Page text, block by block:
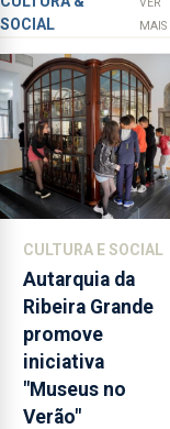
os
65
milhões
de
euros
e
abrange
767
anunciou
o
Governo
Regional.
SOCIAL
MAIS
CULTURA E SOCIAL
Autarquia da
Ribeira Grande
promove
iniciativa
"Museus no
Verão"